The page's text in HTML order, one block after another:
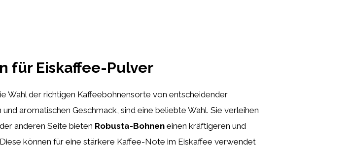
für Eiskaffee-Pulver
Wahl der richtigen Kaffeebohnensorte von entscheidender
und aromatischen Geschmack, sind eine beliebte Wahl. Sie verleihen
anderen Seite bieten Robusta-Bohnen einen kräftigeren und
können für eine stärkere Kaffee-Note im Eiskaffee verwendet